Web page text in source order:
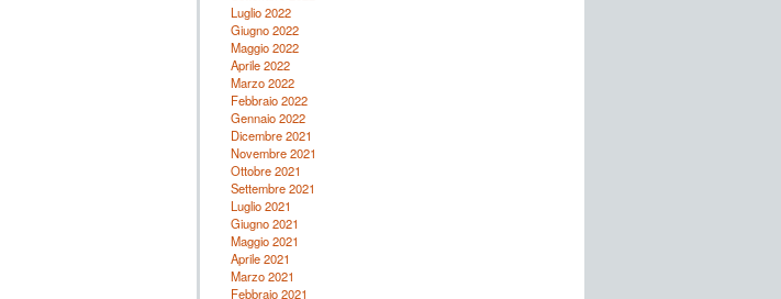
Luglio 2022
Giugno 2022
Maggio 2022
Aprile 2022
Marzo 2022
Febbraio 2022
Gennaio 2022
Dicembre 2021
Novembre 2021
Ottobre 2021
Settembre 2021
Luglio 2021
Giugno 2021
Maggio 2021
Aprile 2021
Marzo 2021
Febbraio 2021